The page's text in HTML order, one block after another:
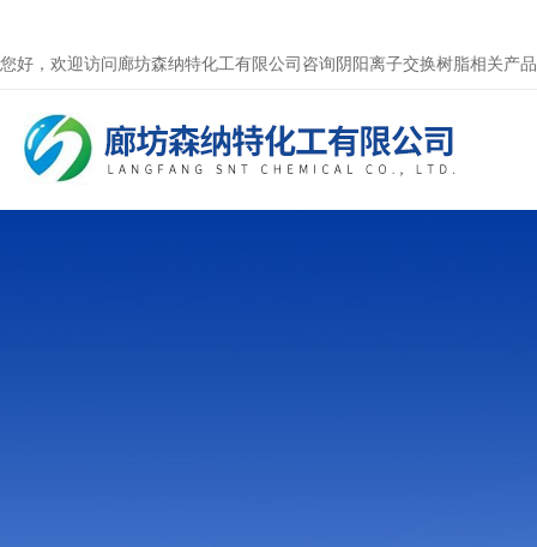
您好，欢迎访问廊坊森纳特化工有限公司咨询阴阳离子交换树脂相关产